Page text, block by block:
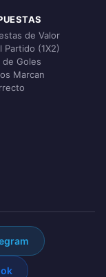
de Valor
Partido (1X2)
Goles
Marcan